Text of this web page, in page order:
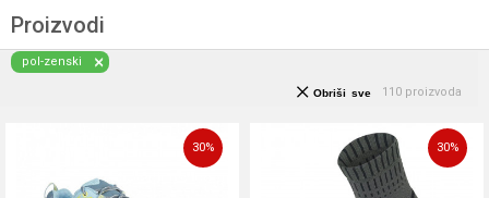
Proizvodi
pol-zenski
110 proizvoda
Obriši sve
30% 30%